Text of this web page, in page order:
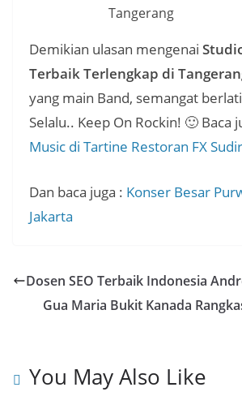
Tangerang
Demikian ulasan mengenai
Terbaik Terlengkap di
yang main Band, semangat
Selalu.. Keep On Rockin! 🙂 Baca
Music di Tartine Restoran FX
Dan baca juga : Konser Besar
Jakarta
Dosen SEO Terbaik Indonesia
Gua Maria Bukit Kanada
You May Also Like